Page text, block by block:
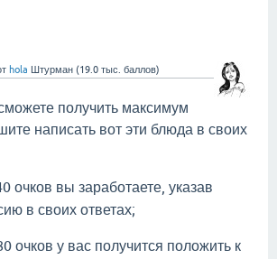
hola Штурман (19.0 тыс. баллов)
получить максимум
написать вот эти блюда в своих
очков вы заработаете, указав
в своих ответах;
очков у вас получится положить к